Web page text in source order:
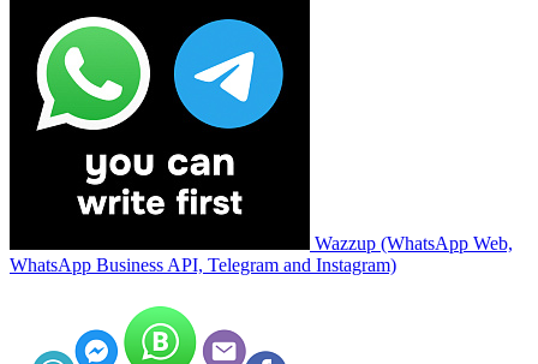
Wazzup (WhatsApp Web,
WhatsApp Business API, Telegram and Instagram)